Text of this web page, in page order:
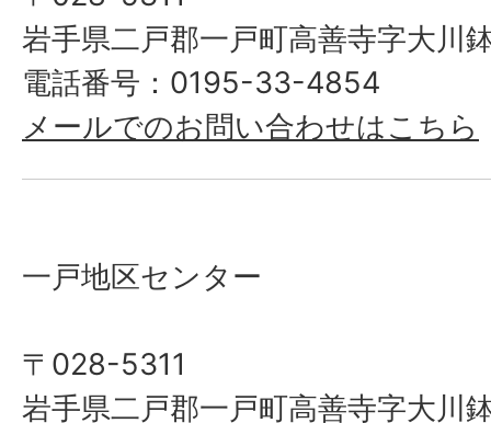
岩手県二戸郡一戸町高善寺字大川
電話番号：0195-33-4854
メールでのお問い合わせはこちら
一戸地区センター
〒028-5311
岩手県二戸郡一戸町高善寺字大川